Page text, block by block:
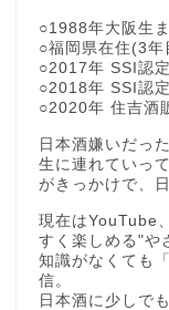
○1988年大阪生
○福岡県在住(3年
○2017年 SSI認
○2018年 SSI認
○2020年 住吉酒
日本酒嫌いだっ
生に連れていっ
がきっかけで、
現在はYouTube
すく楽しめる"や
知識がなくても
信。
日本酒に少しで